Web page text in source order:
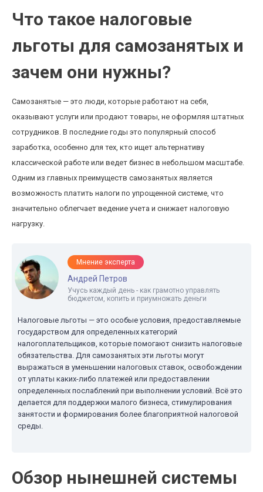
Что такое налоговые
льготы для самозанятых и
зачем они нужны?
Самозанятые — это люди, которые работают на себя,
оказывают услуги или продают товары, не оформляя штатных
сотрудников. В последние годы это популярный способ
заработка, особенно для тех, кто ищет альтернативу
классической работе или ведет бизнес в небольшом масштабе.
Одним из главных преимуществ самозанятых является
возможность платить налоги по упрощенной системе, что
значительно облегчает ведение учета и снижает налоговую
нагрузку.
Мнение эксперта
Андрей Петров
Учусь каждый день - как грамотно управлять
бюджетом, копить и приумножать деньги
Налоговые льготы — это особые условия, предоставляемые
государством для определенных категорий
налогоплательщиков, которые помогают снизить налоговые
обязательства. Для самозанятых эти льготы могут
выражаться в уменьшении налоговых ставок, освобождении
от уплаты каких-либо платежей или предоставлении
определенных послаблений при выполнении условий. Всё это
делается для поддержки малого бизнеса, стимулирования
занятости и формирования более благоприятной налоговой
среды.
Обзор нынешней системы